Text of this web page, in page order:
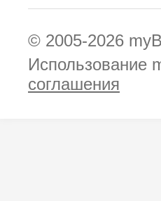
© 2005-2026
Использование
соглашения